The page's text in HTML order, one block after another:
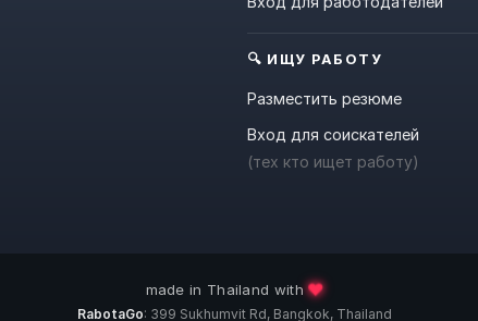
🔍 ИЩУ РАБОТУ
Разместить резюме
Вход для соискателей
(тех кто ищет работу)
made in Thailand with❤️
RabotaGo: 399 Sukhumvit Rd, Bangkok, Thailand